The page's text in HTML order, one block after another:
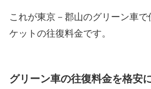
これが東京－郡山のグリーン車
ケットの往復料金です。
グリーン車の往復料金を格安